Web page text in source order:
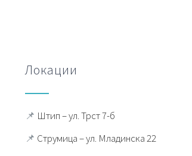
Локации
📌 Штип – ул. Трст 7-б
📌 Струмица – ул. Младинска 22